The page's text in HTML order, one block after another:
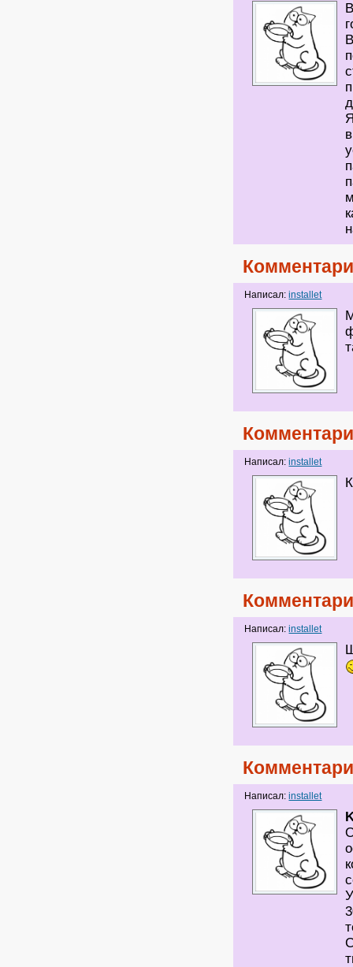
Написал:installet
Написал:installet
Написал:installet
Написал:installet